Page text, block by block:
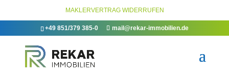
MAKLERVERTRAG WIDERRUFEN
+49 851/379 385-0 mail@rekar-immobilien.de